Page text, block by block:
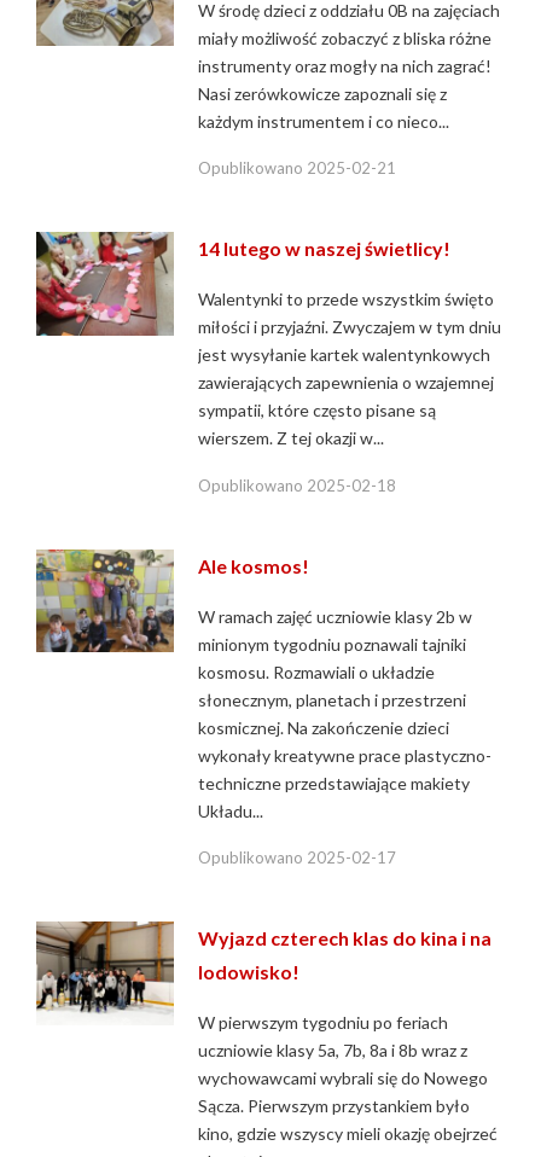
W środę dzieci z oddziału 0B na zajęciach
miały możliwość zobaczyć z bliska różne
instrumenty oraz mogły na nich zagrać!
Nasi zerówkowicze zapoznali się z
każdym instrumentem i co nieco...
Opublikowano 2025-02-21
14 lutego w naszej świetlicy!
Walentynki to przede wszystkim święto
miłości i przyjaźni. Zwyczajem w tym dniu
jest wysyłanie kartek walentynkowych
zawierających zapewnienia o wzajemnej
sympatii, które często pisane są
wierszem. Z tej okazji w...
Opublikowano 2025-02-18
Ale kosmos!
W ramach zajęć uczniowie klasy 2b w
minionym tygodniu poznawali tajniki
kosmosu. Rozmawiali o układzie
słonecznym, planetach i przestrzeni
kosmicznej. Na zakończenie dzieci
wykonały kreatywne prace plastyczno-
techniczne przedstawiające makiety
Układu...
Opublikowano 2025-02-17
Wyjazd czterech klas do kina i na
lodowisko!
W pierwszym tygodniu po feriach
uczniowie klasy 5a, 7b, 8a i 8b wraz z
wychowawcami wybrali się do Nowego
Sącza. Pierwszym przystankiem było
kino, gdzie wszyscy mieli okazję obejrzeć